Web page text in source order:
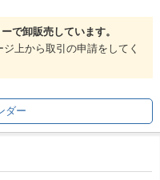
で卸販売しています。
上から取引の申請をしてく
ダー